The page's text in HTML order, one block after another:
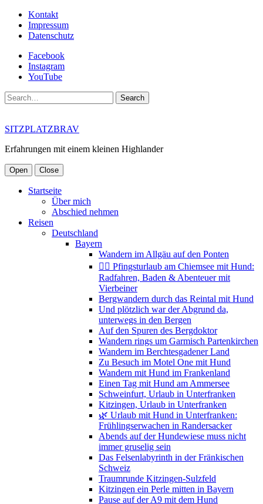
Kontakt
Impressum
Datenschutz
Facebook
Instagram
YouTube
Search
SITZPLATZBRAV
Erfahrungen mit einem kleinen Highlander
Open Close
Startseite
Über mich
Abschied nehmen
Reisen
Deutschland
Bayern
Wandern im Allgäu auf den Ponten
🚴‍♀️ Pfingsturlaub am Chiemsee mit Hund:
Radfahren, Baden & Abenteuer mit
Vierbeiner
Bergwandern durch das Reintal mit Hund
Und plötzlich war der Abgrund da,
unterwegs in den Bergen
Auf den Spuren des Bergdoktor
Wandern rings um Garmisch Partenkirchen
Wandern im Berchtesgadener Land
Zu Besuch im Motel One mit Hund
Wandern mit Hund im Frankenland
Einen Tag mit Hund am Ammersee
Schweinfurt, Urlaub in Unterfranken
Kitzingen, Urlaub in Unterfranken
🌿 Urlaub mit Hund in Unterfranken:
Frühlingserwachen in Randersacker
Abends auf der Hundewiese muss nicht
immer gruselig sein
Das Felsenlabyrinth in der Fränkischen
Schweiz
Traumrunde Kitzingen-Sulzfeld
Kitzingen ein Perle mitten in Bayern
Pause auf der A9 mit dem Hund